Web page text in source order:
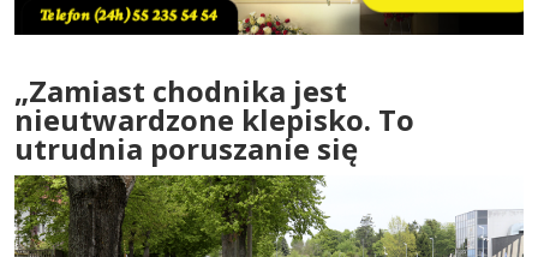
„Zamiast chodnika jest
nieutwardzone klepisko. To
utrudnia poruszanie się